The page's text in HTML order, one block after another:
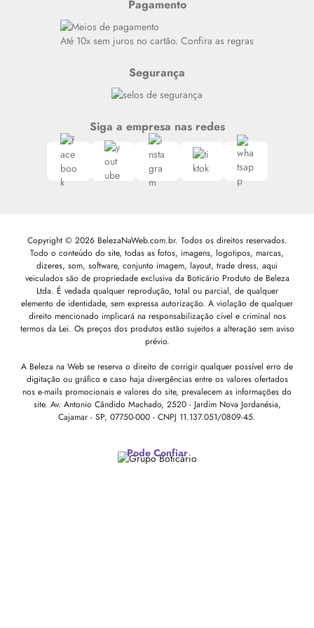
Siga nosso canal no Whatsapp
Pagamento
Até 10x sem juros no cartão. Confira as regras
Segurança
Siga a empresa nas redes
Copyright © 2026 BelezaNaWeb.com.br. Todos os direitos reservados.
Todo o conteúdo do site, todas as fotos, imagens, logotipos, marcas,
dizeres, som, software, conjunto imagem, layout, trade dress, aqui
veiculados são de propriedade exclusiva da Boticário Produto de Beleza
Ltda. É vedada qualquer reprodução, total ou parcial, de qualquer
elemento de identidade, sem expressa autorização. A violação de qualquer
direito mencionado implicará na responsabilização cível e criminal nos
termos da Lei. Os preços dos produtos estão sujeitos a alteração sem aviso
prévio.
A Beleza na Web se reserva o direito de corrigir qualquer possível erro de
digitação ou gráfico e caso haja divergências entre os valores ofertados
nos e-mails promocionais e valores do site, prevalecem as informações do
site. Av. Antonio Cândido Machado, 2520 - Jardim Nova Jordanésia,
Cajamar - SP, 07750-000 - CNPJ 11.137.051/0809-45.
Pode Confiar